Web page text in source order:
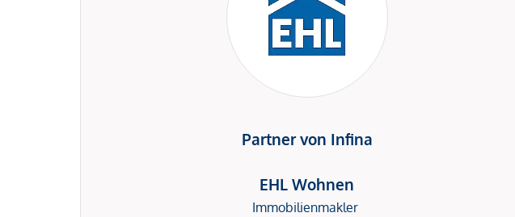
Partner von Infina
EHL Wohnen
Immobilienmakler